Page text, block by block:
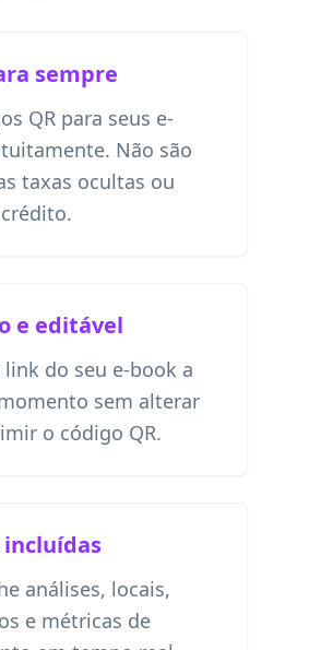
sempre
QR para seus e-
Não são
taxas ocultas ou
e editável
do seu e-book a
sem alterar
o código QR.
análises, locais,
e métricas de